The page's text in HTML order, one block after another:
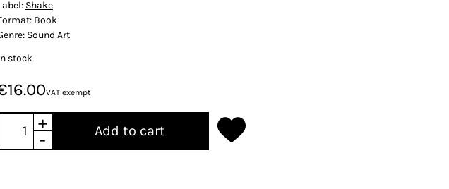
Shake
Book
Sound Art
stock
VAT exempt
+
-
Add to cart